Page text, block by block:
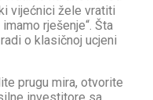
vijećnici žele vratiti
rješenje“. Šta
o klasičnoj ucjeni
prugu mira, otvorite